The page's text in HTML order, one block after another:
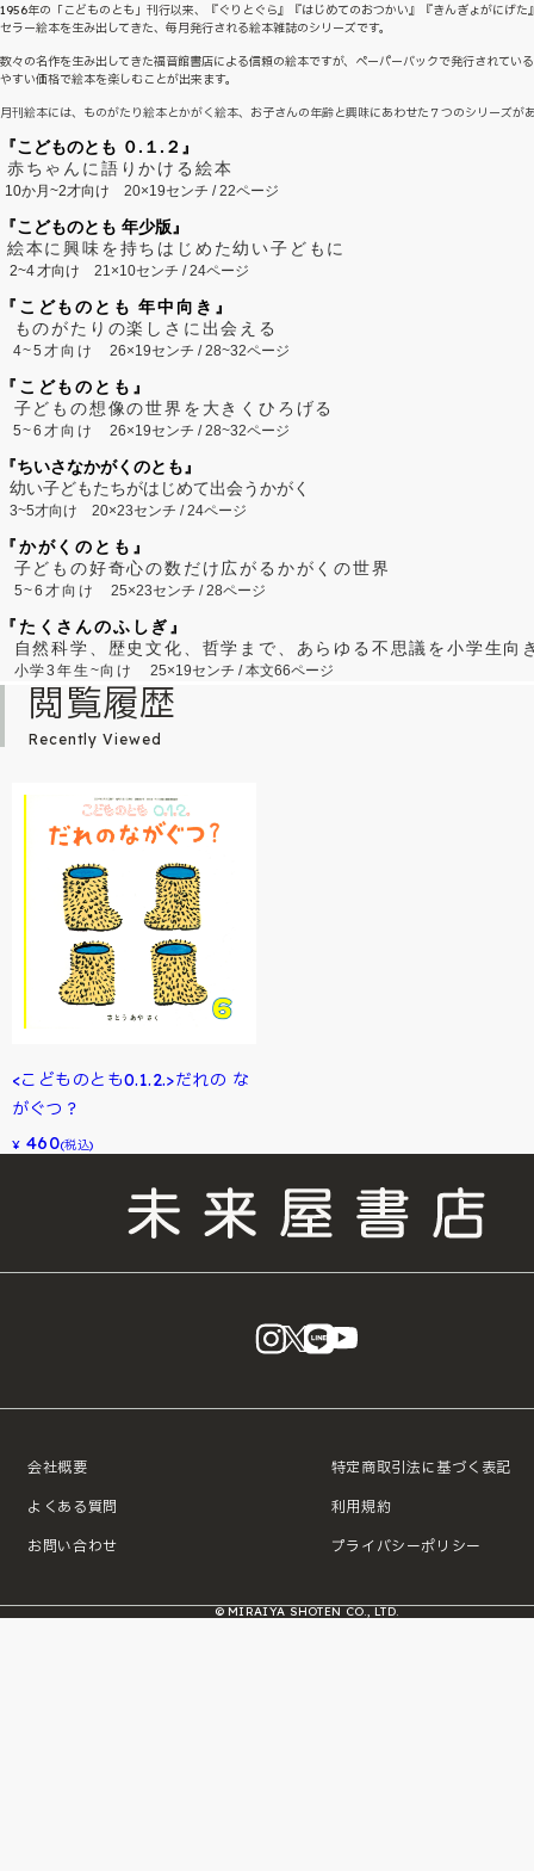
1956年の「こどものとも」刊行以来、『ぐりとぐら』『はじめてのおつかい』『きんぎょがにげた
セラー絵本を生み出してきた、毎月発行される絵本雑誌のシリーズです。
数々の名作を生み出してきた福音館書店による信頼の絵本ですが、ペーパーバックで発行されてい
やすい価格で絵本を楽しむことが出来ます。
月刊絵本には、ものがたり絵本とかがく絵本、お子さんの年齢と興味にあわせた７つのシリーズが
『こどものとも ０.１.２』
赤ちゃんに語りかける絵本
10か月~2才向け 20×19センチ / 22ページ
『こどものとも 年少版』
絵本に興味を持ちはじめた幼い子どもに
2~4才向け 21×10センチ / 24ページ
『こどものとも 年中向き』
ものがたりの楽しさに出会える
4~5才向け26×19センチ / 28~32ページ
『こどものとも』
子どもの想像の世界を大きくひろげる
5~6才向け26×19センチ / 28~32ページ
『ちいさなかがくのとも』
幼い子どもたちがはじめて出会うかがく
3~5才向け 20×23センチ / 24ページ
『かがくのとも』
子どもの好奇心の数だけ広がるかがくの世界
5~6才向け25×23センチ / 28ページ
『たくさんのふしぎ』
自然科学、歴史文化、哲学まで、あらゆる不思議を小学生向
小学3年生~向け 25×19センチ / 本文66ページ
閲覧履歴
Recently Viewed
<こどものとも0.1.2.>だれの な
がぐつ？
¥ 460(税込)
instagram
X LINE
会社概要
よくある質問
お問い合わせ
特定商取引法に基づく表記
利用規約
プライバシーポリシー
© MIRAIYA SHOTEN CO., LTD.